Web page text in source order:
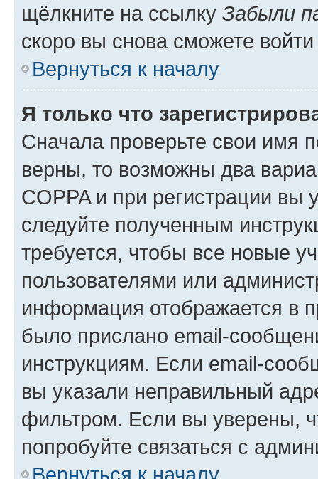
щёлкните на ссылку Забыли
скоро вы снова сможете
Вернуться к началу
Я только что
Сначала проверьте свои имя
верны, то возможны два
COPPA и при регистрации вы
следуйте полученным
требуется, чтобы все новые
пользователями или
информация отображается в
было прислано email-
инструкциям. Если email-
вы указали неправильный
фильтром. Если вы уверены,
попробуйте связаться с
Вернуться к началу